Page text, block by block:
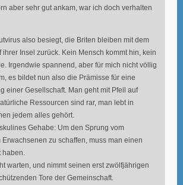
aber sehr gut ankam, war ich doch verhalten
also besiegt, die Briten bleiben mit dem
ihrer Insel zurück. Kein Mensch kommt hin, kein
Irgendwie spannend, aber für mich nicht völlig
es bildet nun also die Prämisse für eine
einer Gesellschaft. Man geht mit Pfeil auf
Ressourcen sind rar, man lebt in
jedem alles gehört.
Gehabe: Um den Sprung vom
zu schaffen, muss man einen
warten, und nimmt seinen erst zwölfjährigen
Tore der Gemeinschaft.